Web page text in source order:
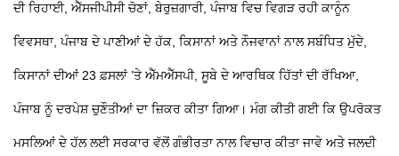
ਦੀ ਰਿਹਾਈ, ਐੱਸਜੀਪੀਸੀ ਚੋਣਾਂ, ਬੇਰੁਜ਼ਗਾਰੀ, ਪੰਜਾਬ ਵਿਚ ਵਿਗੜ ਰਹੀ ਕਾਨੂੰਨ
ਵਿਵਸਥਾ, ਪੰਜਾਬ ਦੇ ਪਾਣੀਆਂ ਦੇ ਹੱਕ, ਕਿਸਾਨਾਂ ਅਤੇ ਨੌਜਵਾਨਾਂ ਨਾਲ ਸਬੰਧਿਤ ਮੁੱਦੇ,
ਕਿਸਾਨਾਂ ਦੀਆਂ 23 ਫ਼ਸਲਾਂ ’ਤੇ ਐੱਮਐੱਸਪੀ, ਸੂਬੇ ਦੇ ਆਰਥਿਕ ਹਿੱਤਾਂ ਦੀ ਰੱਖਿਆ,
ਪੰਜਾਬ ਨੂੰ ਦਰਪੇਸ਼ ਚੁਣੌਤੀਆਂ ਦਾ ਜ਼ਿਕਰ ਕੀਤਾ ਗਿਆ। ਮੰਗ ਕੀਤੀ ਗਈ ਕਿ ਉਪਰੋਕਤ
ਮਸਲਿਆਂ ਦੇ ਹੱਲ ਲਈ ਸਰਕਾਰ ਵੱਲੋਂ ਗੰਭੀਰਤਾ ਨਾਲ ਵਿਚਾਰ ਕੀਤਾ ਜਾਵੇ ਅਤੇ ਜਲਦੀ